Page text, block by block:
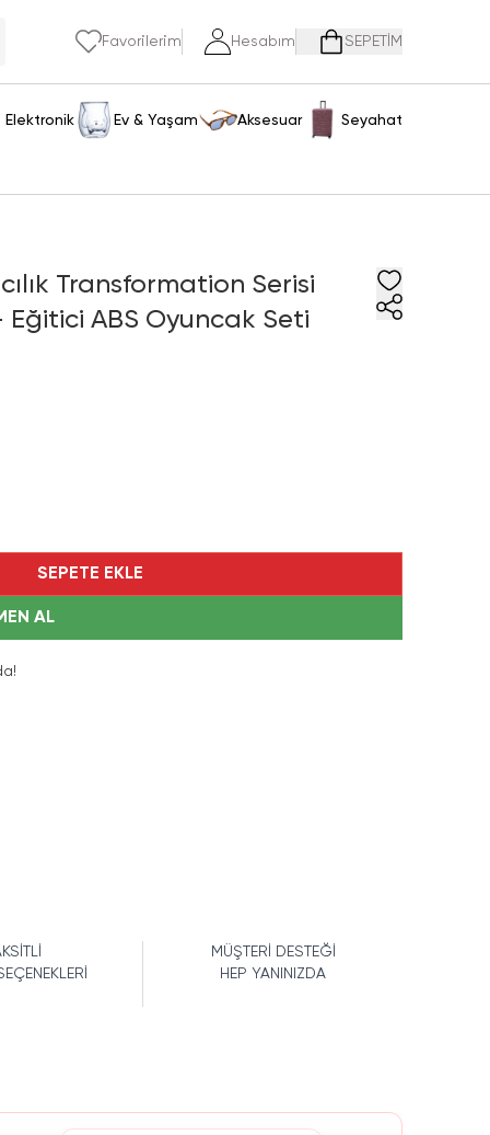
Favorilerim Hesabım SEPETİM
Elektronik Ev & Yaşam Aksesuar Seyahat
Transformation Serisi
ABS Oyuncak Seti
SEPETE EKLE
AL
MÜŞTERİ DESTEĞİ
HEP YANINIZDA